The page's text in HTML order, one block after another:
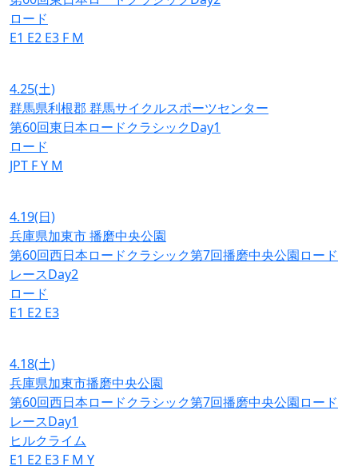
ロード
E1 E2 E3 F M
4.25(土)
群馬県利根郡 群馬サイクルスポーツセンター
第60回東日本ロードクラシックDay1
ロード
JPT FY M
4.19(日)
兵庫県加東市 播磨中央公園
第60回西日本ロードクラシック第7回播磨中央公園ロード
レースDay2
ロード
E1 E2 E3
4.18(土)
兵庫県加東市播磨中央公園
第60回西日本ロードクラシック第7回播磨中央公園ロード
レースDay1
ヒルクライム
E1 E2 E3 F M Y